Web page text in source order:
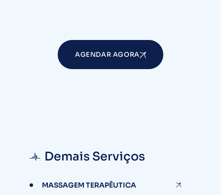
AGENDAR AGORA
Demais Serviços
MASSAGEM TERAPÊUTICA